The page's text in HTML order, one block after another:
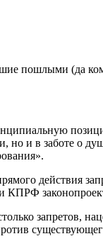
пошлыми (да
но и в заботе о
действия
запретов,